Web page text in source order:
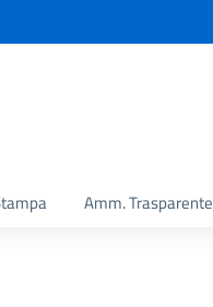
Amm. Trasparente